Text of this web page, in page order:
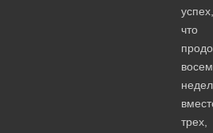
успех,
что
трех,